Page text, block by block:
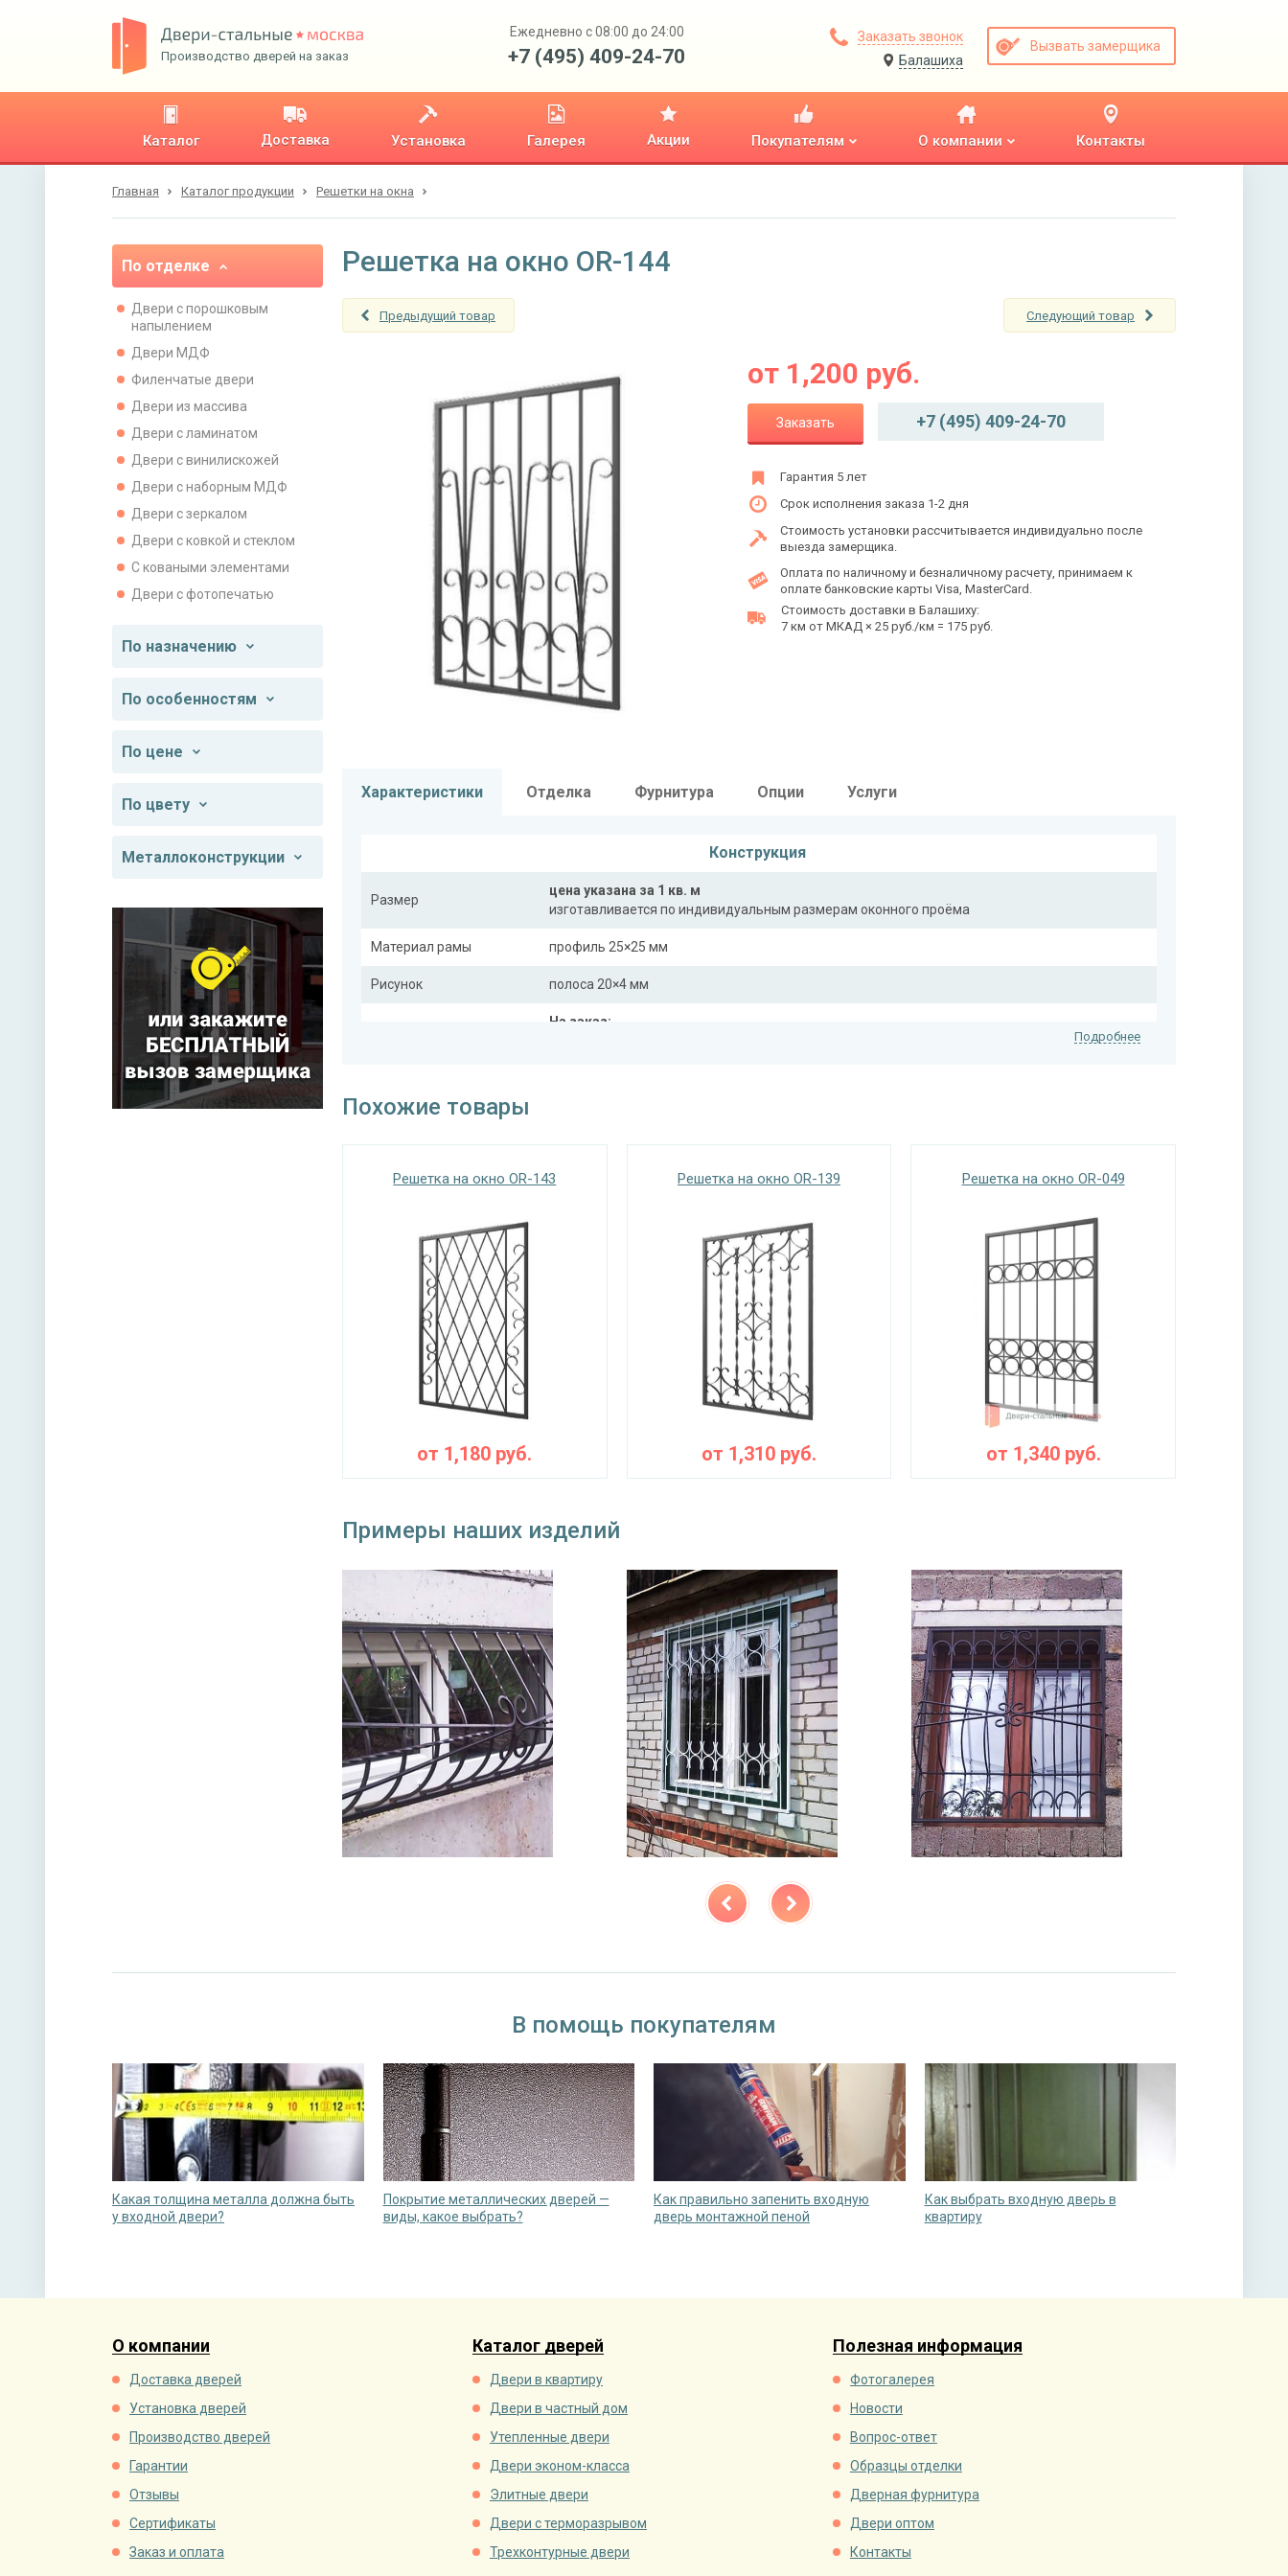
Производство дверей на заказ
Ежедневно с 08:00 до 24:00
+7 (495) 409-24-70
Заказать звонок
Балашиха
Вызвать замерщика
Каталог Доставка Установка Галерея Акции Покупателям О компании Контакты
Главная Каталог продукции Решетки на окна
По отделке
Двери с порошковым
напылением
Двери МДФ
Филенчатые двери
Двери из массива
Двери с ламинатом
Двери с винилискожей
Двери с наборным МДФ
Двери с зеркалом
Двери с ковкой и стеклом
С коваными элементами
Двери с фотопечатью
По назначению
По особенностям
По цене
По цвету
Металлоконструкции
Решетка на окно OR-144
Предыдущий товар Следующий товар
от 1,200 руб.
Заказать +7 (495) 409-24-70
Гарантия 5 лет
Срок исполнения заказа 1-2 дня
Стоимость установки рассчитывается индивидуально после
выезда замерщика.
Оплата по наличному и безналичному расчету, принимаем к
оплате банковские карты Visa, MasterCard.
Стоимость доставки в Балашиху:
7 км от МКАД × 25 руб./км = 175 руб.
Характеристики Отделка Фурнитура Опции Услуги
Конструкция
Размер
цена указана за 1 кв. м
изготавливается по индивидуальным размерам оконного проёма
Материал рамы профиль 25×25 мм
Рисунок полоса 20×4 мм
На заказ:
дутая
Подробнее
Похожие товары
Решетка на окно OR-143
от 1,180 руб.
Решетка на окно OR-139
от 1,310руб.
Решетка на окно OR-049
от 1,340руб.
Примеры наших изделий
В помощь покупателям
Какая толщина металла должна быть
у входной двери?
Покрытие металлических дверей —
виды, какое выбрать?
Как правильно запенить входную
дверь монтажной пеной
Как выбрать входную дверь в
квартиру
О компании
Доставка дверей
Установка дверей
Производство дверей
Гарантии
Отзывы
Сертификаты
Заказ и оплата
Каталог дверей
Двери в квартиру
Двери в частный дом
Утепленные двери
Двери эконом-класса
Элитные двери
Двери с терморазрывом
Трехконтурные двери
Полезная информация
Фотогалерея
Новости
Вопрос-ответ
Образцы отделки
Дверная фурнитура
Двери оптом
Контакты